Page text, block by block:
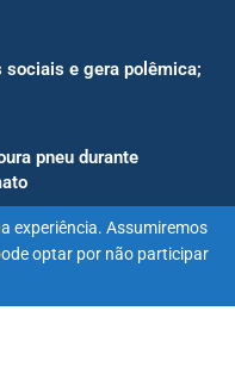
sociais e gera polêmica;
pneu durante
influenciadores em
experiência. Assumiremos
optar por não participar